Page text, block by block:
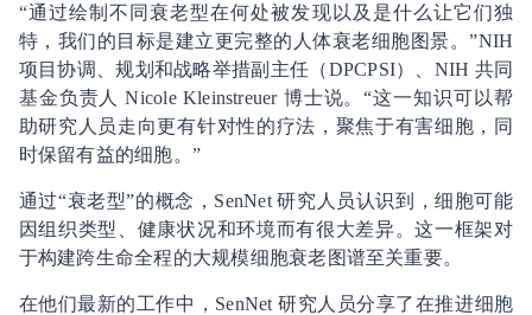
“通过绘制不同衰老型在何处被发现以及是什么让它们独
特，我们的目标是建立更完整的人体衰老细胞图景。”NIH
项目协调、规划和战略举措副主任（DPCPSI）、NIH 共同
基金负责人 Nicole Kleinstreuer 博士说。“这一知识可以帮
助研究人员走向更有针对性的疗法，聚焦于有害细胞，同
时保留有益的细胞。”
通过“衰老型”的概念，SenNet 研究人员认识到，细胞可能
因组织类型、健康状况和环境而有很大差异。这一框架对
于构建跨生命全程的大规模细胞衰老图谱至关重要。
在他们最新的工作中，SenNet 研究人员分享了在推进细胞